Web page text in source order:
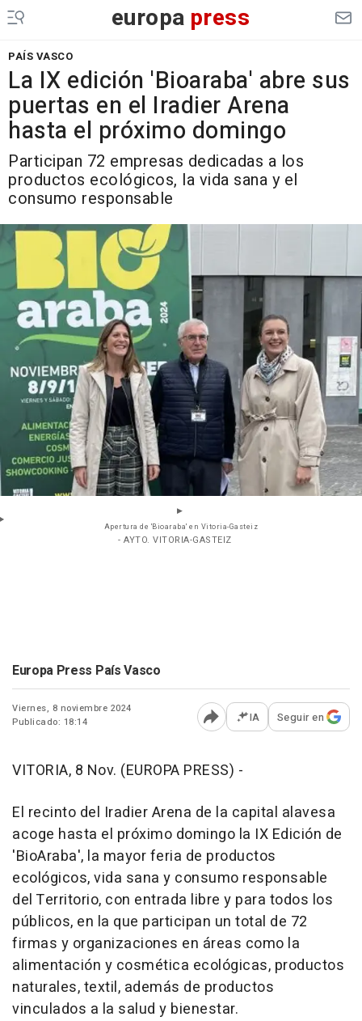
europa press
PAÍS VASCO
La IX edición 'Bioaraba' abre sus
puertas en el Iradier Arena
hasta el próximo domingo
Participan 72 empresas dedicadas a los
productos ecológicos, la vida sana y el
consumo responsable
Apertura de 'Bioaraba' en Vitoria-Gasteiz
- AYTO. VITORIA-GASTEIZ
Europa Press País Vasco
Viernes, 8 noviembre 2024
Publicado: 18:14
Abrir opciones para
IA Seguir en
VITORIA, 8 Nov. (EUROPA PRESS) -
El recinto del Iradier Arena de la capital alavesa
acoge hasta el próximo domingo la IX Edición de
'BioAraba', la mayor feria de productos
ecológicos, vida sana y consumo responsable
del Territorio, con entrada libre y para todos los
públicos, en la que participan un total de 72
firmas y organizaciones en áreas como la
alimentación y cosmética ecológicas, productos
naturales, textil, además de productos
vinculados a la salud y bienestar.